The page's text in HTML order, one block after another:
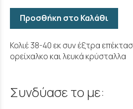
Προσθήκη στο Καλάθι
Κολιέ 38-40 εκ συν έξτρα
ορείχαλκο και λευκά κρύσταλλα
Συνδύασε το με: